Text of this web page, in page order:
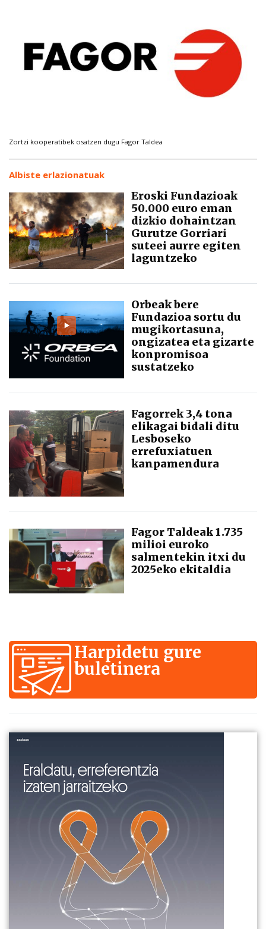
Zortzi kooperatibek osatzen dugu Fagor Taldea
Albiste erlazionatuak
Eroski Fundazioak
50.000 euro eman
dizkio dohaintzan
Gurutze Gorriari
suteei aurre egiten
laguntzeko
Orbeak bere
Fundazioa sortu du
mugikortasuna,
ongizatea eta gizarte
konpromisoa
sustatzeko
Fagorrek 3,4 tona
elikagai bidali ditu
Lesboseko
errefuxiatuen
kanpamendura
Fagor Taldeak 1.735
milioi euroko
salmentekin itxi du
2025eko ekitaldia
Harpidetu gure
buletinera